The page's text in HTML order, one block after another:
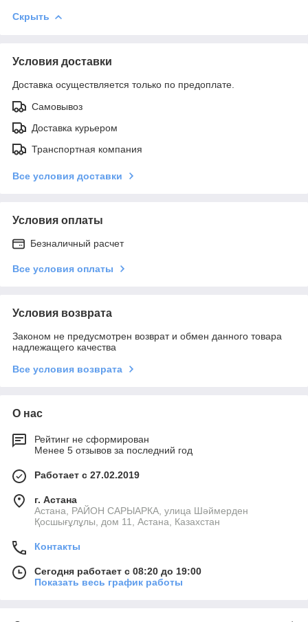
Скрыть
Условия доставки
Доставка осуществляется только по предоплате.
Самовывоз
Доставка курьером
Транспортная компания
Все условия доставки
Условия оплаты
Безналичный расчет
Все условия оплаты
Условия возврата
Законом не предусмотрен возврат и обмен данного товара
надлежащего качества
Все условия возврата
О нас
Рейтинг не сформирован
Менее 5 отзывов за последний год
Работает с 27.02.2019
г. Астана
Астана, РАЙОН САРЫАРКА, улица Шәймерден
Қосшығұлұлы, дом 11, Астана, Казахстан
Контакты
Сегодня работает с 08:20 до 19:00
Показать весь график работы